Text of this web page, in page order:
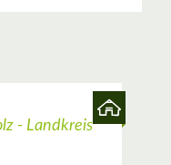
- Landkreis